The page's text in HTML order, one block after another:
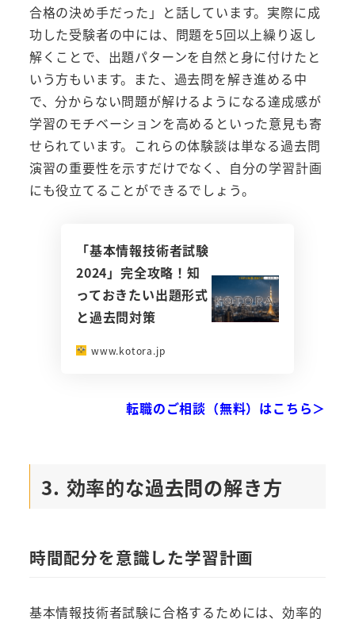
合格の決め手だった」と話しています。実際に成
功した受験者の中には、問題を5回以上繰り返し
解くことで、出題パターンを自然と身に付けたと
いう方もいます。また、過去問を解き進める中
で、分からない問題が解けるようになる達成感が
学習のモチベーションを高めるといった意見も寄
せられています。これらの体験談は単なる過去問
演習の重要性を示すだけでなく、自分の学習計画
にも役立てることができるでしょう。
「基本情報技術者試験
2024」完全攻略！知
っておきたい出題形式
と過去問対策
www.kotora.jp
転職のご相談（無料）はこちら＞
3. 効率的な過去問の解き方
時間配分を意識した学習計画
基本情報技術者試験に合格するためには、効率的